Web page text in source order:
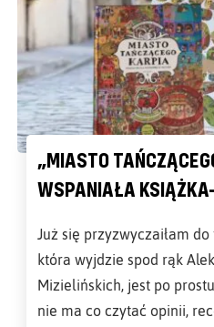
„MIASTO
WSPANIAŁA
Już się przyzwyczaiłam
która wyjdzie spod rąk
Mizielińskich, jest po
nie ma co czytać opinii,